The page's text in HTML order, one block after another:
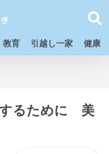
教育 引越し一家 健康
するために 美